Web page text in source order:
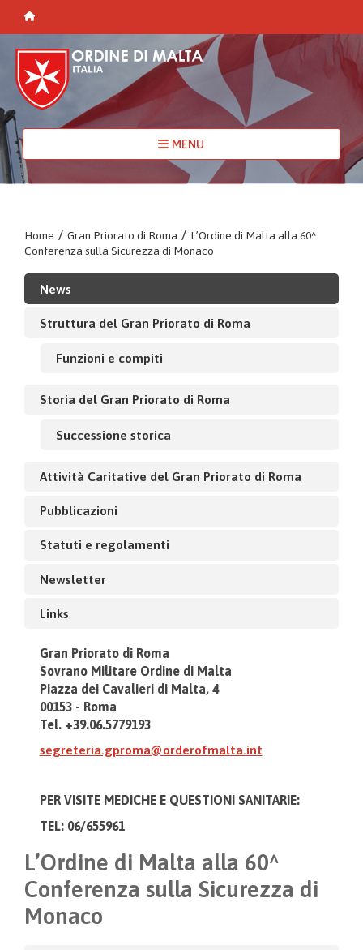
MENU
Home / Gran Priorato di Roma / L’Ordine di Malta alla 60^
Conferenza sulla Sicurezza di Monaco
News
Struttura del Gran Priorato di Roma
Funzioni e compiti
Storia del Gran Priorato di Roma
Successione storica
Attività Caritative del Gran Priorato di Roma
Pubblicazioni
Statuti e regolamenti
Newsletter
Links
Gran Priorato di Roma
Sovrano Militare Ordine di Malta
Piazza dei Cavalieri di Malta, 4
00153 - Roma
Tel. +39.06.5779193
segreteria.gproma@orderofmalta.int
PER VISITE MEDICHE E QUESTIONI SANITARIE:
TEL: 06/655961
L’Ordine di Malta alla 60^
Conferenza sulla Sicurezza di
Monaco